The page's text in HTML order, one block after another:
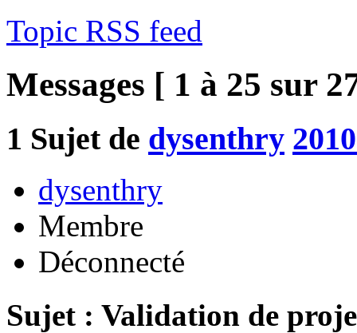
Topic RSS feed
Messages [ 1 à 25 sur
1 Sujet de dysenthry
dysenthry
Membre
Déconnecté
Sujet : Validation de